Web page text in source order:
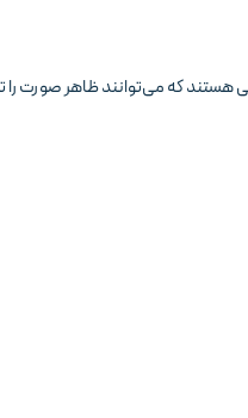
که می‌توانند ظاهر صورت را